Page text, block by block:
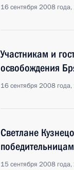
16 сентября 2008
Участникам и
освобождения
16 сентября 2008
Светлане
15 сентября 2008